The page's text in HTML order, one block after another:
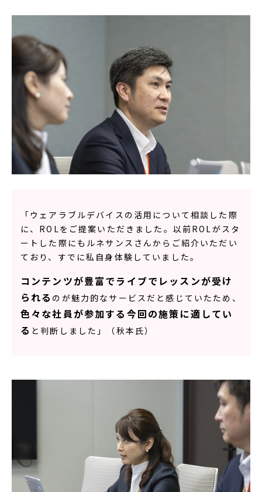
「ウェアラブルデバイスの活用について相談した際
に、ROLをご提案いただきました。以前ROLがスタ
ートした際にもルネサンスさんからご紹介いただい
ており、すでに私自身体験していました。
コンテンツが豊富でライブでレッスンが受け
られる のが魅力的なサービスだと感じていたため、
色々な社員が参加する今回の施策に適してい
る と判断しました」（秋本氏）